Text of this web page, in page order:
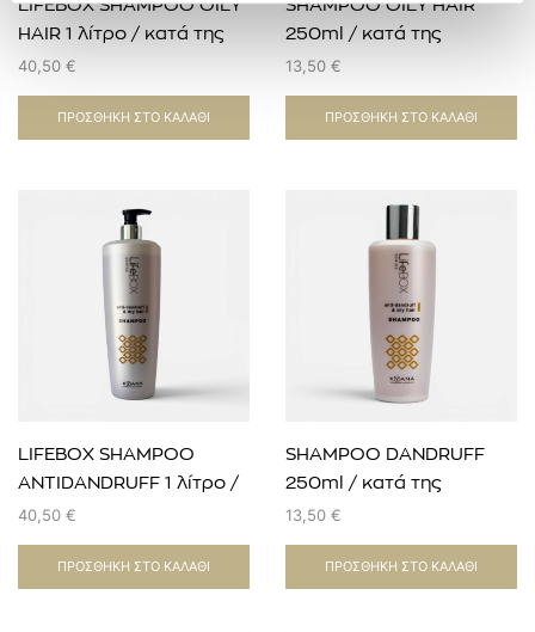
LIFEBOX SHAMPOO OILY
HAIR 1 λίτρο / κατά της
λιπαρότητας
40,50 €
ΠΡΟΣΘΉΚΗ ΣΤΟ ΚΑΛΆΘΙ
SHAMPOO OILY HAIR
250ml / κατά της
λιπαρότητας
13,50 €
ΠΡΟΣΘΉΚΗ ΣΤΟ ΚΑΛΆΘΙ
LIFEBOX SHAMPOO
ANTIDANDRUFF 1 λίτρο /
κατά της πιτυρίδας-
ξηροδερμίας
40,50 €
ΠΡΟΣΘΉΚΗ ΣΤΟ ΚΑΛΆΘΙ
SHAMPOO DANDRUFF
250ml / κατά της
πιτυρίδας-ξηροδερμίας
13,50 €
ΠΡΟΣΘΉΚΗ ΣΤΟ ΚΑΛΆΘΙ